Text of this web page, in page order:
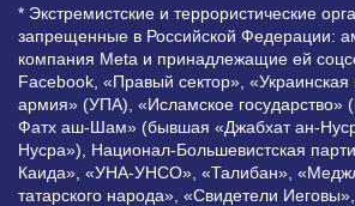
* Экстремистские и террористические
запрещенные в Российской Федерации:
компания Meta и принадлежащие ей
Facebook, «Правый сектор», «Украинская
армия» (УПА), «Исламское государство»
Фатх аш-Шам» (бывшая «Джабхат ан-
Нусра»), Национал-Большевистская
Каида», «УНА-УНСО», «Талибан»,
татарского народа», «Свидетели